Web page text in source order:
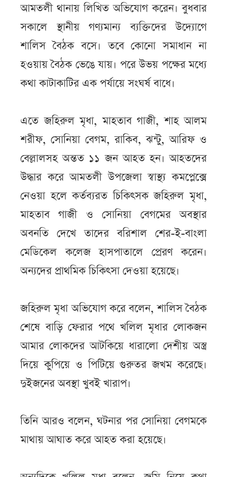
আমতলী থানায় লিখিত অভিযোগ করেন। বুধবার
সকালে স্থানীয় গণ্যমান্য ব্যক্তিদের উদ্যোগে
শালিস বৈঠক বসে। তবে কোনো সমাধান না
হওয়ায় বৈঠক ভেঙে যায়। পরে উভয় পক্ষের মধ্যে
কথা কাটাকাটির এক পর্যায়ে সংঘর্ষ বাধে।
এতে জহিরুল মৃধা, মাহতাব গাজী, শাহ আলম
শরীফ, সোনিয়া বেগম, রাকিব, ঝন্টু, আরিফ ও
বেল্লালসহ অন্তত ১১ জন আহত হন। আহতদের
উদ্ধার করে আমতলী উপজেলা স্বাস্থ্য কমপ্লেক্সে
নেওয়া হলে কর্তব্যরত চিকিৎসক জহিরুল মৃধা,
মাহতাব গাজী ও সোনিয়া বেগমের অবস্থার
অবনতি দেখে তাদের বরিশাল শের-ই-বাংলা
মেডিকেল কলেজ হাসপাতালে প্রেরণ করেন।
অন্যদের প্রাথমিক চিকিৎসা দেওয়া হয়েছে।
জহিরুল মৃধা অভিযোগ করে বলেন, শালিস বৈঠক
শেষে বাড়ি ফেরার পথে খলিল মৃধার লোকজন
আমার লোকদের আটকিয়ে ধারালো দেশীয় অস্ত্র
দিয়ে কুপিয়ে ও পিটিয়ে গুরুতর জখম করেছে।
দুইজনের অবস্থা খুবই খারাপ।
তিনি আরও বলেন, ঘটনার পর সোনিয়া বেগমকে
মাথায় আঘাত করে আহত করা হয়েছে।